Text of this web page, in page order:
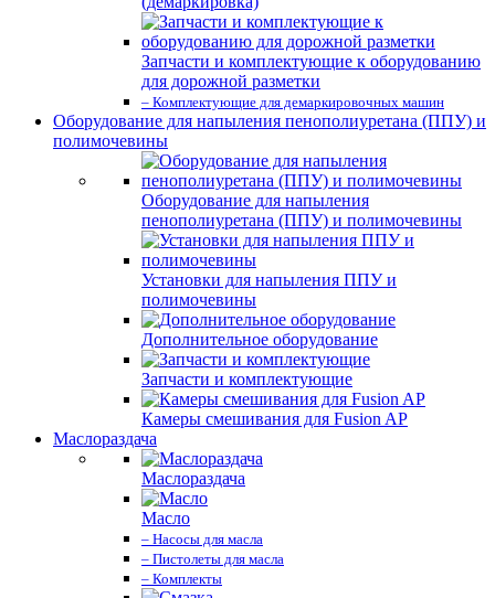
Запчасти и комплектующие к оборудованию
для дорожной разметки
– Комплектующие для демаркировочных машин
Оборудование для напыления пенополиуретана (ППУ) и
полимочевины
Оборудование для напыления
пенополиуретана (ППУ) и полимочевины
Установки для напыления ППУ и
полимочевины
Дополнительное оборудование
Запчасти и комплектующие
Камеры смешивания для Fusion AP
Маслораздача
Маслораздача
Масло
– Насосы для масла
– Пистолеты для масла
– Комплекты